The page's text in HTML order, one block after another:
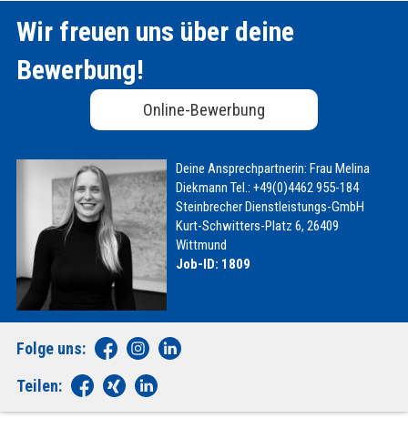
Wir freuen uns über deine
Bewerbung!
Online-Bewerbung
Deine Ansprechpartnerin: Frau Melina
Diekmann Tel.: +49(0)4462 955-184
Steinbrecher Dienstleistungs-GmbH
Kurt-Schwitters-Platz 6, 26409
Wittmund
Job-ID: 1809
Folge uns:
Teilen: